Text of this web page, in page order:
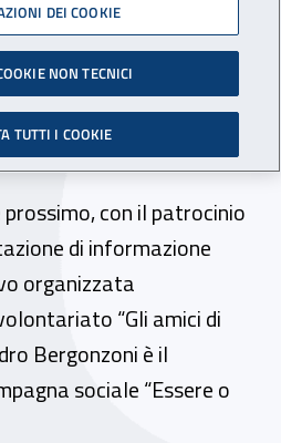
dei
ricerca sul
la XXIV
con il patrocinio
di informazione
organizzata
“Gli amici di
Bergonzoni è il
sociale “Essere o
DEI COOKIE
NON TECNICI
TUTTI I COOKIE